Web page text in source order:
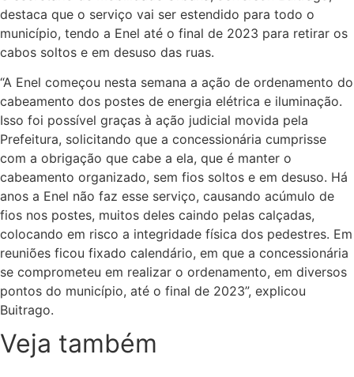
destaca que o serviço vai ser estendido para todo o
município, tendo a Enel até o final de 2023 para retirar os
cabos soltos e em desuso das ruas.
“A Enel começou nesta semana a ação de ordenamento do
cabeamento dos postes de energia elétrica e iluminação.
Isso foi possível graças à ação judicial movida pela
Prefeitura, solicitando que a concessionária cumprisse
com a obrigação que cabe a ela, que é manter o
cabeamento organizado, sem fios soltos e em desuso. Há
anos a Enel não faz esse serviço, causando acúmulo de
fios nos postes, muitos deles caindo pelas calçadas,
colocando em risco a integridade física dos pedestres. Em
reuniões ficou fixado calendário, em que a concessionária
se comprometeu em realizar o ordenamento, em diversos
pontos do município, até o final de 2023”, explicou
Buitrago.
Veja também